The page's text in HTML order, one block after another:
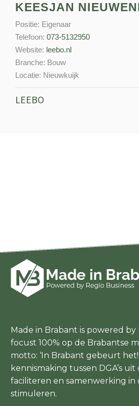
KEESJAN
Positie: Eigenaar
Telefoon: 073-5132950
Website: leebo.nl
Branche: Bouw
Locatie: Nieuwkuijk
LEEBO
Made in Brabant is powered by
focust 100% op de Brabantse
motto: ‘In Brabant gebeurt
kennismaking tussen DGA’s
faciliteren en samenwerking in
stimuleren.